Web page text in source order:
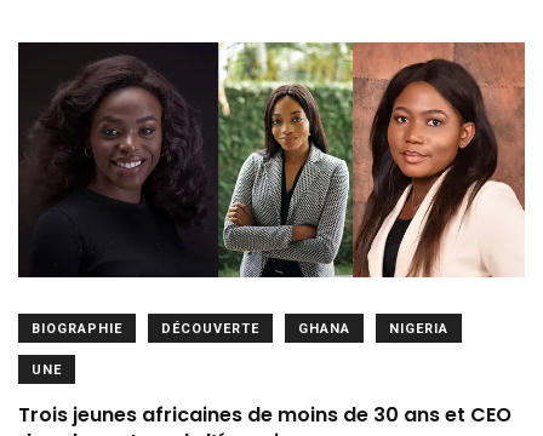
BIOGRAPHIE DÉCOUVERTE GHANA NIGERIA
UNE
Trois jeunes africaines de moins de 30 ans et CEO